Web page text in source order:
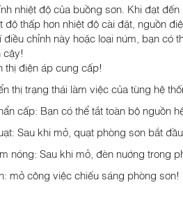
nhiệt độ của buồng sơn. Khi đạt
độ thấp hơn nhiệt độ cài đặt, nguồn
điều chỉnh này hoặc loại núm, bạn có
cậy!
thị điện áp cung cấp!
thị trạng thái làm việc của từng hệ
cấp: Bạn có thể tắt toàn bộ nguồn
Sau khi mở, quạt phòng sơn bắt
nóng: Sau khi mở, đèn nướng trong
mở công việc chiếu sáng phòng sơn!